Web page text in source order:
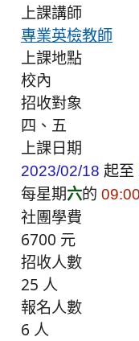
上課講師
專業英檢教師
上課地點
校內
招收對象
四、五
上課日期
2023/02/18 起至
每星期六的 09:00
社團學費
6700 元
招收人數
25 人
報名人數
6 人